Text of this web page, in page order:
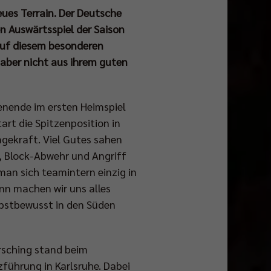
Terrain. Der Deutsche
Auswärtsspiel der Saison
diesem besonderen
nicht aus ihrem guten
im ersten Heimspiel
die Spitzenposition in
Viel Gutes sahen
Block-Abwehr und Angriff
sich teamintern einzig in
machen wir uns alles
in den Süden
stand beim
in Karlsruhe. Dabei